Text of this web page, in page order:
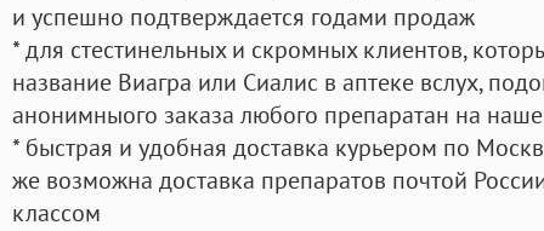
и успешно подтверждается годами продаж
* для стестинельных и скромных клиентов,
название Виагра или Сиалис в аптеке вслух,
анонимныого заказа любого препаратан на
* быстрая и удобная доставка курьером по
же возможна доставка препаратов почтой
классом